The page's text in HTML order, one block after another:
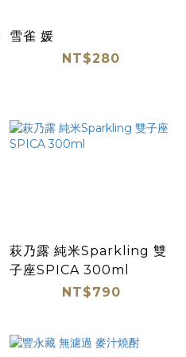
雪雀 媛
NT$280
萩乃露 純米Sparkling 雙
子座SPICA 300ml
NT$790